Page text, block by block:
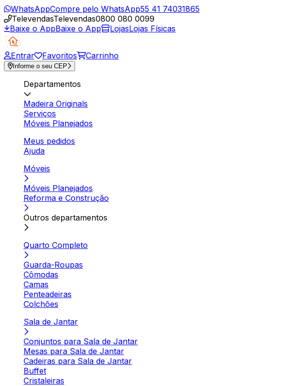
WhatsAppCompre pelo WhatsApp55 41 74031865
TelevendasTelevendas0800 080 0099
Baixe o AppBaixe o App LojasLojas Físicas
Entrar Favoritos Carrinho
Informe o seu CEP
Departamentos
Madeira Originals
Serviços
Móveis Planejados
Meus pedidos
Ajuda
Móveis
Móveis Planejados
Reforma e Construção
Outros departamentos
Quarto Completo
Guarda-Roupas
Cômodas
Camas
Penteadeiras
Colchões
Sala de Jantar
Conjuntos para Sala de Jantar
Mesas para Sala de Jantar
Cadeiras para Sala de Jantar
Buffet
Cristaleiras